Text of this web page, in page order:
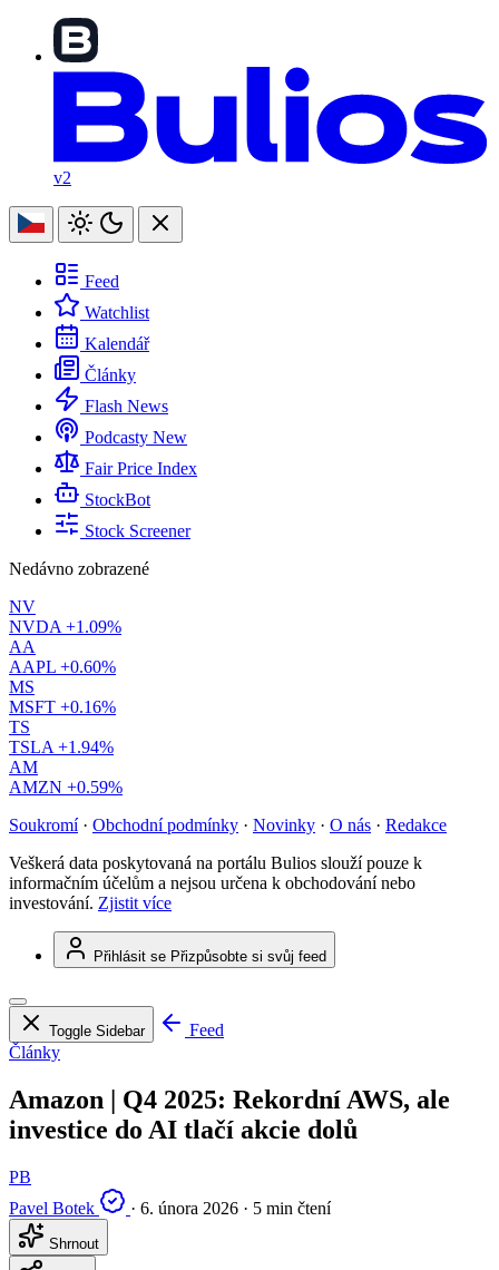
v2
Feed
Watchlist
Kalendář
Články
Flash News
Podcasty New
Fair Price Index
StockBot
Stock Screener
Nedávno zobrazené
NV
NVDA +1.09%
AA
AAPL +0.60%
MS
MSFT +0.16%
TS
TSLA +1.94%
AM
AMZN +0.59%
Soukromí · Obchodní podmínky · Novinky · O nás · Redakce
Veškerá data poskytovaná na portálu Bulios slouží pouze k
informačním účelům a nejsou určena k obchodování nebo
investování. Zjistit více
Přihlásit se Přizpůsobte si svůj feed
Toggle Sidebar
Feed
Články
Amazon | Q4 2025: Rekordní AWS, ale
investice do AI tlačí akcie dolů
PB
Pavel Botek
· 6. února 2026 · 5 min čtení
Shrnout